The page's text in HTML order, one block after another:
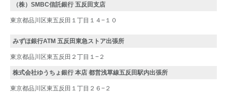
（株）SMBC信託銀行 五反田支店
東京都品川区東五反田１丁目１４−１０
みずほ銀行ATM 五反田東急ストア出張所
東京都品川区東五反田２丁目１−２
株式会社ゆうちょ銀行 本店 都営浅草線五反田駅内出張所
東京都品川区東五反田１丁目２６−２